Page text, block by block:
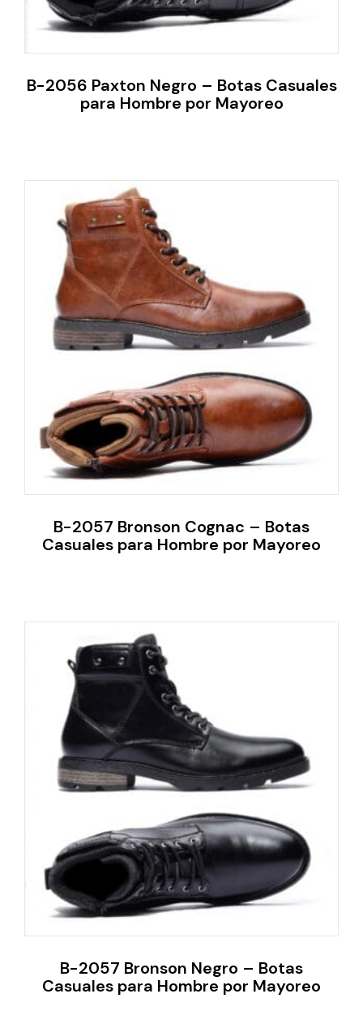
B-2056 Paxton Negro – Botas Casuales
para Hombre por Mayoreo
B-2057 Bronson Cognac – Botas
Casuales para Hombre por Mayoreo
B-2057 Bronson Negro – Botas
Casuales para Hombre por Mayoreo